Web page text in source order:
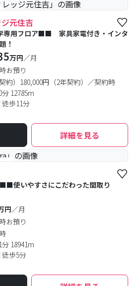
元住吉
専用フロア■■ 家具家電付き・インタ
！
万円／月
お預り
約）180,000円（2年契約）／契約時
12785m
歩11分
詳細を見る
ち
使いやすさにこだわった間取り
円／月
お預り
18941m
徒歩5分